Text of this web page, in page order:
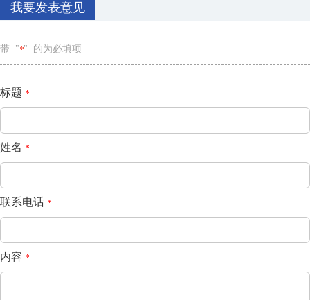
我要发表意见
带 "*" 的为必填项
标题 *
姓名 *
联系电话 *
内容 *